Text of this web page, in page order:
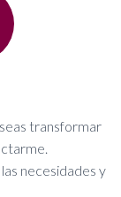
transformar
necesidades y